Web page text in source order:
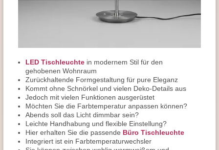
LED Tischleuchte in modernem Stil für den
gehobenen Wohnraum
Zurückhaltende Formgestaltung für pure Eleganz
Kommt ohne Schnörkel und vielen Deko-Details aus
Jedoch mit vielen Funktionen ausgerüstet
Möchten Sie die Farbtemperatur anpassen können?
Abends soll das Licht dimmbar sein?
Leichte Handhabung und flexible Einstellung?
Hier erhalten Sie die passende Büro Tischleuchte
Integriert ist ein Farbtemperaturwechsler